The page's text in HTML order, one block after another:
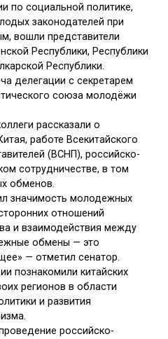
по социальной политике,
законодателей при
вошли представители
Республики, Республики
Республики.
делегации с секретарем
союза молодёжи
рассказали о
работе Всекитайского
(ВСНП), российско-
сотрудничестве, в том
обменов.
значимость молодежных
отношений
и взаимодействия между
обмены — это
— отметил сенатор.
познакомили китайских
регионов в области
и развития
российско-